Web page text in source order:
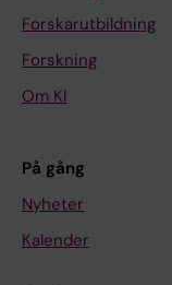
Forskarutbildning
Forskning
Om KI
På gång
Nyheter
Kalender